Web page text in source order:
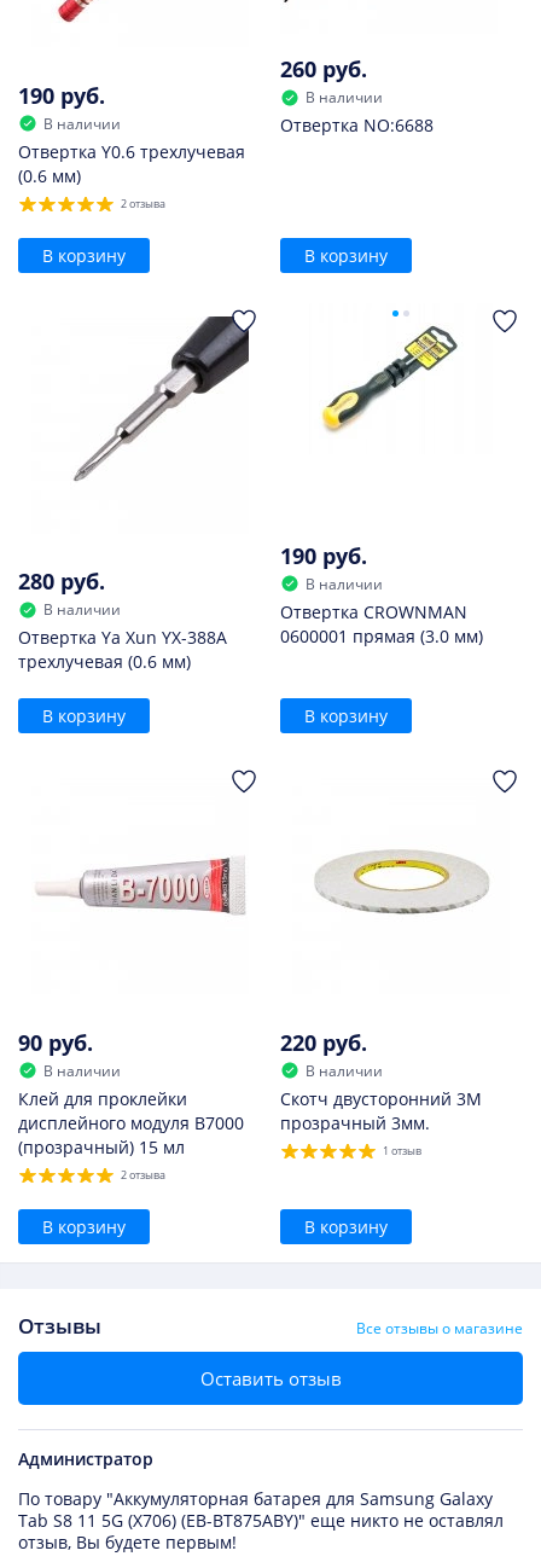
190 руб.
В наличии
Отвертка Y0.6 трехлучевая
(0.6 мм)
2 отзыва
В корзину
260 руб.
В наличии
Отвертка NO:6688
В корзину
280 руб.
В наличии
Отвертка Ya Xun YX-388A
трехлучевая (0.6 мм)
В корзину
190 руб.
В наличии
Отвертка CROWNMAN
0600001 прямая (3.0 мм)
В корзину
90 руб.
В наличии
Клей для проклейки
дисплейного модуля B7000
(прозрачный) 15 мл
2 отзыва
В корзину
220 руб.
В наличии
Скотч двусторонний 3M
прозрачный 3мм.
1 отзыв
В корзину
Отзывы Все отзывы о магазине
Оставить отзыв
Администратор
По товару "Аккумуляторная батарея для Samsung Galaxy
Tab S8 11 5G (X706) (EB-BT875ABY)" еще никто не оставлял
отзыв, Вы будете первым!